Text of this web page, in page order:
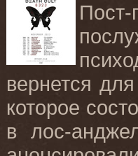
вернется
которое
в лос-